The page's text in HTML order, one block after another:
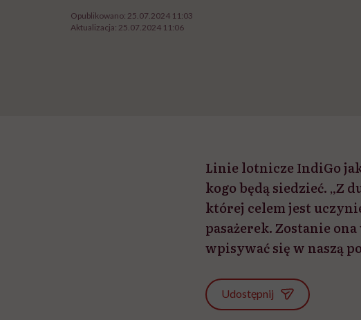
Opublikowano: 25.07.2024 11:03
Aktualizacja: 25.07.2024 11:06
Linie lotnicze IndiGo
kogo będą siedzieć. „Z
której celem jest
pasażerek. Zostanie
wpisywać się w naszą
Udostępnij